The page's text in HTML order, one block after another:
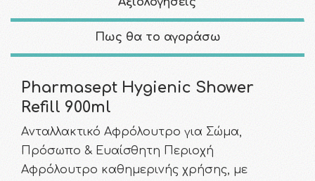
Πως θα το αγοράσω
Pharmasept Hygienic Shower
Refill 900ml
Aνταλλακτικό Αφρόλουτρο για Σώμα,
Πρόσωπο & Ευαίσθητη Περιοχή
Αφρόλουτρο καθημερινής χρήσης, με